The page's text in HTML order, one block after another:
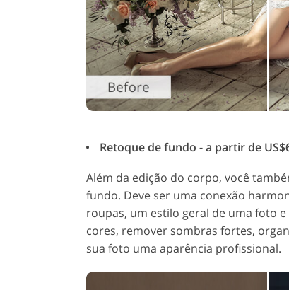
Retoque de fundo - a partir de
Além da edição do corpo, você
fundo. Deve ser uma conexão
roupas, um estilo geral de uma foto
cores, remover sombras fortes,
sua foto uma aparência profissional.